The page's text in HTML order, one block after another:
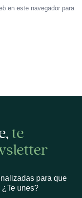
en este navegador para
te
para que
unes?